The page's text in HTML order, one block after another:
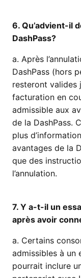
6. Qu’advient-il
DashPass?
a. Après
DashPass (hors
resteront valides
facturation en
admissible aux
de la DashPass.
plus
avantages de la
que des
l’annulation.
7. Y a-t-il un
après avoir
a. Certains
admissibles à un
pourrait inclure